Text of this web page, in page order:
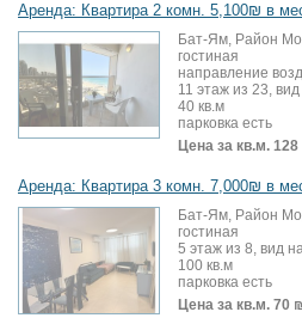
Аренда: Квартира 2 комн. 5,100₪ в
Бат-Ям, Район
гостиная
направление
11 этаж из 23,
40 кв.м
парковка есть
Цена за кв.м.
Аренда: Квартира 3 комн. 7,000₪ в
Бат-Ям, Район
гостиная
5 этаж из 8, вид
100 кв.м
парковка есть
Цена за кв.м. 70